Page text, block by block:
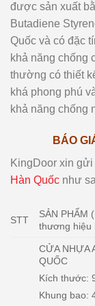
được sản xuất
Butadiene
Quốc và có đặc
khả năng chống
thường có thiết
khá phong phú
khả năng chống
BÁO
KingDoor xin
Hàn Quốc như
STT
SẢN PHẨM
thương hiệu
CỬA NHỰA
QUỐC
Kích thước:
Khung bao: